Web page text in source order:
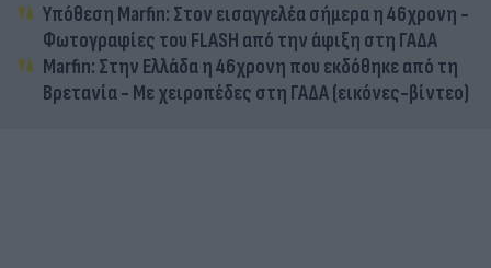
Υπόθεση Marfin: Στον εισαγγελέα σήμερα η 46χρονη -
Φωτογραφίες του FLASH από την άφιξη στη ΓΑΔΑ
Marfin: Στην Ελλάδα η 46χρονη που εκδόθηκε από τη
Βρετανία - Με χειροπέδες στη ΓΑΔΑ (εικόνες-βίντεο)